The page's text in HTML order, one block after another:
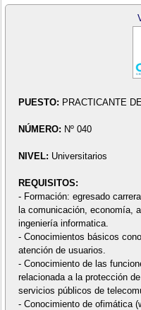
PUESTO: PRACTICANTE
NÚMERO: Nº 040
NIVEL: Universitarios
REQUISITOS:
- Formación: egresado
la comunicación, economía,
ingeniería informatica.
- Conocimientos básicos
atención de usuarios.
- Conocimiento de las
relacionada a la protección
servicios públicos de
- Conocimiento de ofimática